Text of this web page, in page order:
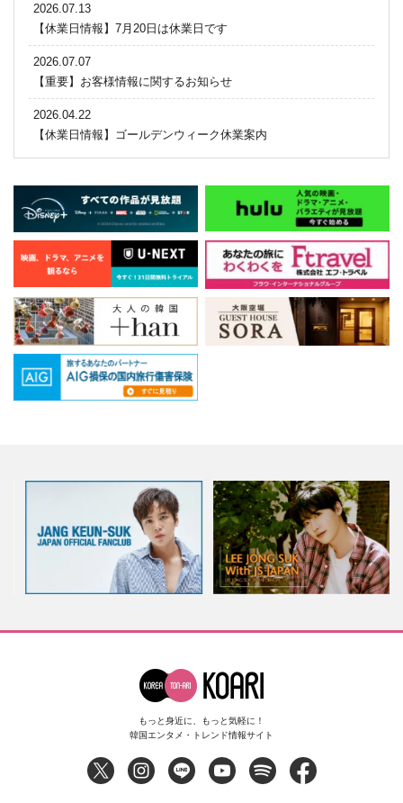
2026.07.13
【休業日情報】7月20日は休業日です
2026.07.07
【重要】お客様情報に関するお知らせ
2026.04.22
【休業日情報】ゴールデンウィーク休業案内
もっと身近に、もっと気軽に！
韓国エンタメ・トレンド情報サイト